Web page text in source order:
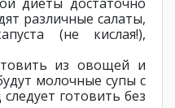
различные салаты,
(не кислая!),
из овощей и
молочные супы с
готовить без